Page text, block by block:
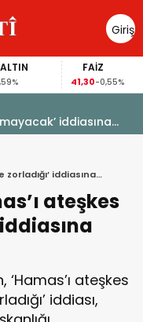
Giriş
Yap
FAİZ
41,30-0,55%
iddiasına
iddiasına
ateşkes
‘Hamas’ı ateşkes
iddiası,